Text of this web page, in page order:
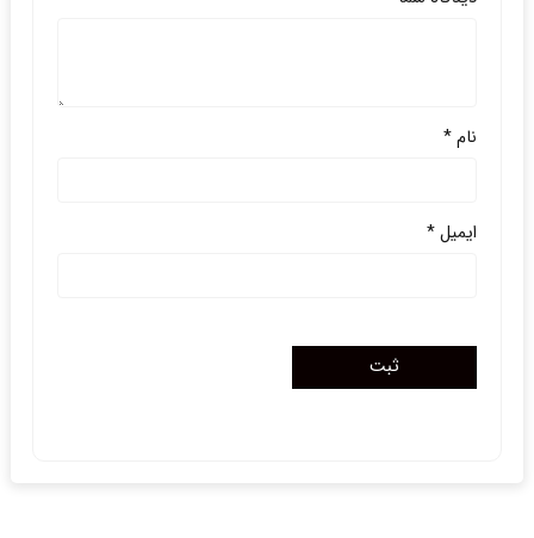
نام*
ایمیل*